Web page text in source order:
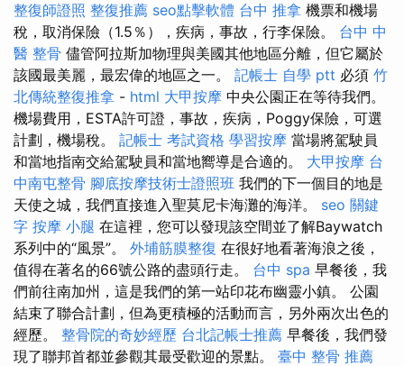
整復師證照 整復推薦 seo點擊軟體 台中 推拿 機票和機場
稅，取消保險（1.5％），疾病，事故，行李保險。 台中 中
醫 整骨 儘管阿拉斯加物理與美國其他地區分離，但它屬於
該國最美麗，最宏偉的地區之一。 記帳士 自學 ptt 必須 竹
北傳統整復推拿 - html 大甲按摩 中央公園正在等待我們。
機場費用，ESTA許可證，事故，疾病，Poggy保險，可選
計劃，機場稅。 記帳士 考試資格 學習按摩 當場將駕駛員
和當地指南交給駕駛員和當地嚮導是合適的。 大甲按摩 台
中南屯整骨 腳底按摩技術士證照班 我們的下一個目的地是
天使之城，我們直接進入聖莫尼卡海灘的海洋。 seo 關鍵
字 按摩 小腿 在這裡，您可以發現該空間並了解Baywatch
系列中的“風景”。 外埔筋膜整復 在很好地看著海浪之後，
值得在著名的66號公路的盡頭行走。 台中 spa 早餐後，我
們前往南加州，這是我們的第一站印花布幽靈小鎮。 公園
結束了聯合計劃，但為更積極的活動而言，另外兩次出色的
經歷。 整骨院的奇妙經歷 台北記帳士推薦 早餐後，我們發
現了聯邦首都並參觀其最受歡迎的景點。 臺中 整骨 推薦